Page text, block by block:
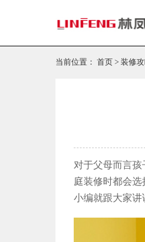
当前位置： 首页 > 装修
对于父母而言
庭装修时都会
小编就跟大家讲